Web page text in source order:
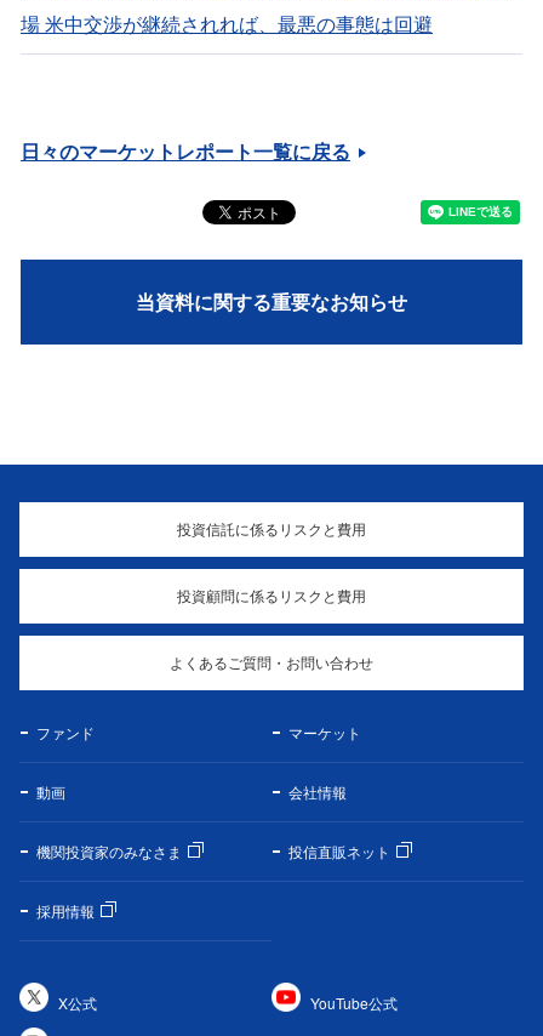
場 米中交渉が継続されれば、最悪の事態は回避
日々のマーケットレポート一覧に戻る
当資料に関する重要なお知らせ
投資信託に係るリスクと費用
投資顧問に係るリスクと費用
よくあるご質問・お問い合わせ
ファンド マーケット
動画 会社情報
機関投資家のみなさま 投信直販ネット
採用情報
X公式 YouTube公式